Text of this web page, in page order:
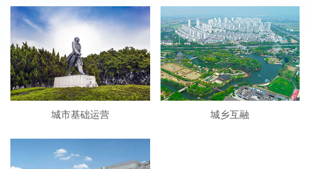
城市基础运营 城乡互融